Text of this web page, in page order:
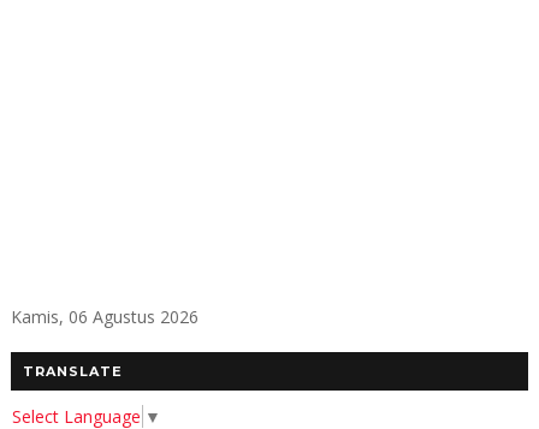
Kamis, 06 Agustus 2026
TRANSLATE
Select Language ▼